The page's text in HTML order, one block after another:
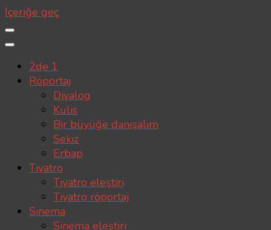
İçeriğe geç
2de 1
Röportaj
Diyalog
Kulis
Bir büyüğe danışalım
Sekiz
Erbap
Tiyatro
Tiyatro eleştiri
Tiyatro röportaj
Sinema
Sinema eleştiri